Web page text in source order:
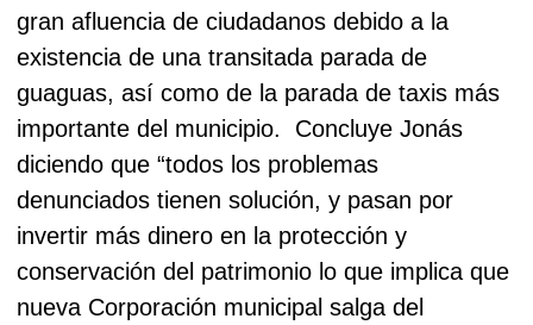
gran afluencia de ciudadanos debido a la
existencia de una transitada parada de
guaguas, así como de la parada de taxis más
importante del municipio.
Concluye Jonás
diciendo que “todos los problemas
denunciados tienen solución, y pasan por
invertir más dinero en la protección y
conservación del patrimonio lo que implica que
nueva Corporación municipal salga del